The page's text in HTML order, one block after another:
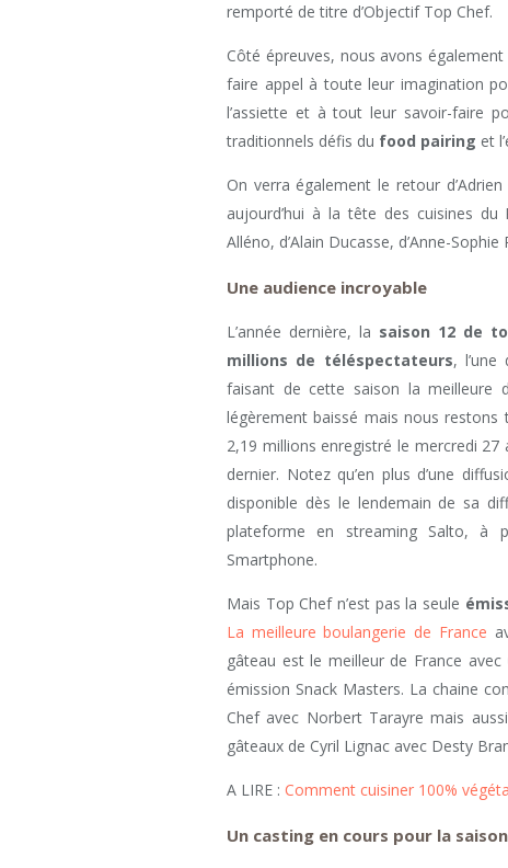
remporté de titre d’Objectif Top Chef.
Côté épreuves, nous avons
faire appel à toute leur imagination
l’assiette et à tout leur savoir-faire
traditionnels défis du food pairing et
On verra également le retour
aujourd’hui à la tête des cuisines du
Alléno, d’Alain Ducasse, d’Anne-
Une audience incroyable
L’année dernière, la saison 12 de
millions de téléspectateurs,
faisant de cette saison la meilleure
légèrement baissé mais nous
2,19 millions enregistré le mercredi
dernier. Notez qu’en plus d’une
disponible dès le lendemain de sa
plateforme en streaming Salto, à
Smartphone.
Mais Top Chef n’est pas la seule
La meilleure boulangerie de France
gâteau est le meilleur de France avec
émission Snack Masters. La chaine
Chef avec Norbert Tarayre mais
gâteaux de Cyril Lignac avec Desty
A LIRE : Comment cuisiner 100%
Un casting en cours pour la